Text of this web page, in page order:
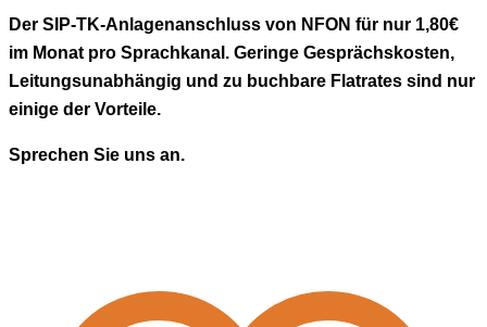
Der SIP-TK-Anlagenanschluss von NFON für nur 1,80€
im Monat pro Sprachkanal. Geringe Gesprächskosten,
Leitungsunabhängig und zu buchbare Flatrates sind nur
einige der Vorteile.
Sprechen Sie uns an.